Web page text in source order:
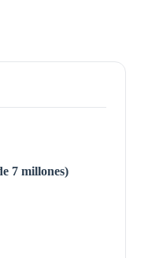
7 millones)